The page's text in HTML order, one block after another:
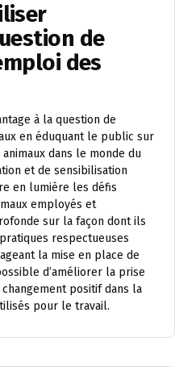
de
des
à la question de
en éduquant le public sur
dans le monde du
et de sensibilisation
en lumière les défis
employés et
sur la façon dont ils
respectueuses
la mise en place de
d’améliorer la prise
positif dans la
pour le travail.